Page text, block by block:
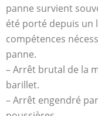
panne survient
été porté depuis un
compétences
panne.
– Arrêt brutal de la
barillet.
– Arrêt engendré